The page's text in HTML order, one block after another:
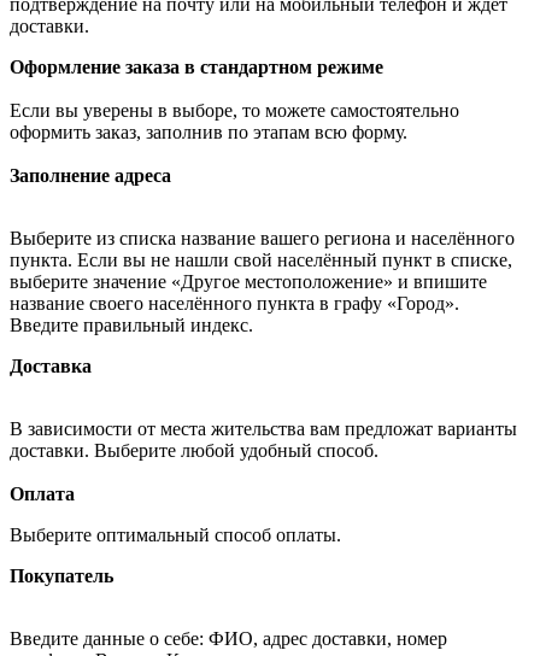
доставки.
Оформление заказа в стандартном режиме
Если вы уверены в выборе, то можете самостоятельно
оформить заказ, заполнив по этапам всю форму.
Заполнение адреса
Выберите из списка название вашего региона и населённого
пункта. Если вы не нашли свой населённый пункт в списке,
выберите значение «Другое местоположение» и впишите
название своего населённого пункта в графу «Город».
Введите правильный индекс.
Доставка
В зависимости от места жительства вам предложат варианты
доставки. Выберите любой удобный способ.
Оплата
Выберите оптимальный способ оплаты.
Покупатель
Введите данные о себе: ФИО, адрес доставки, номер